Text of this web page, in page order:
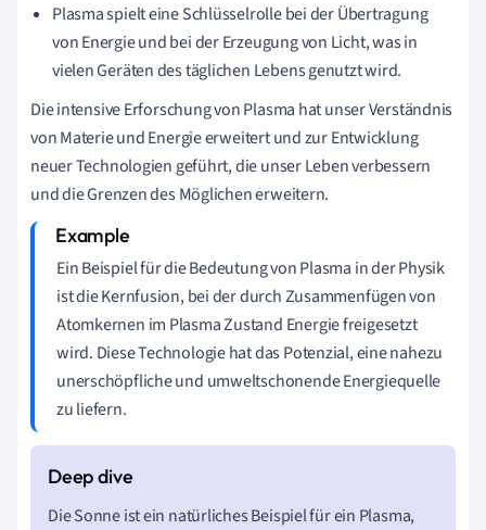
Plasma spielt eine Schlüsselrolle bei der Übertragung
von Energie und bei der Erzeugung von Licht, was in
vielen Geräten des täglichen Lebens genutzt wird.
Die intensive Erforschung von Plasma hat unser Verständnis
von Materie und Energie erweitert und zur Entwicklung
neuer Technologien geführt, die unser Leben verbessern
und die Grenzen des Möglichen erweitern.
Ein Beispiel für die Bedeutung von Plasma in der Physik
ist die Kernfusion, bei der durch Zusammenfügen von
Atomkernen im Plasma Zustand Energie freigesetzt
wird. Diese Technologie hat das Potenzial, eine nahezu
unerschöpfliche und umweltschonende Energiequelle
zu liefern.
Die Sonne ist ein natürliches Beispiel für ein Plasma,